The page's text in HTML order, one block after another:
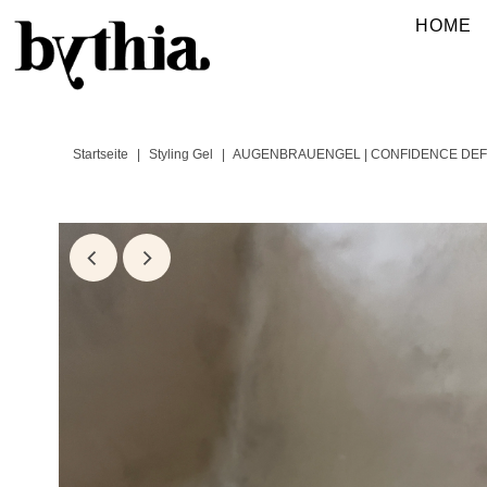
HOME
Startseite Styling Gel AUGENBRAUENGEL | CONFIDENCE